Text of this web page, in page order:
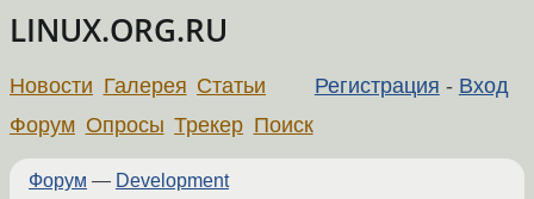
LINUX.ORG.RU
Регистрация - Вход
Новости Галерея Статьи
Форум Опросы Трекер Поиск
Форум — Development